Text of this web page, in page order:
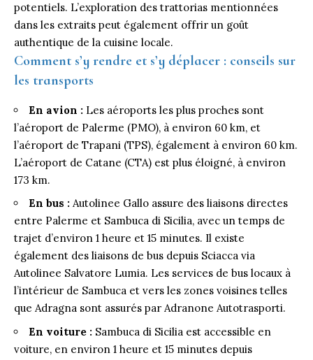
potentiels. L’exploration des trattorias mentionnées
dans les extraits peut également offrir un goût
authentique de la cuisine locale.
Comment s’y rendre et s’y déplacer : conseils sur
les transports
En avion : Les aéroports les plus proches sont
l’aéroport de Palerme (PMO), à environ 60 km, et
l’aéroport de Trapani (TPS), également à environ 60 km.
L’aéroport de Catane (CTA) est plus éloigné, à environ
173 km.
En bus : Autolinee Gallo assure des liaisons directes
entre Palerme et Sambuca di Sicilia, avec un temps de
trajet d’environ 1 heure et 15 minutes. Il existe
également des liaisons de bus depuis Sciacca via
Autolinee Salvatore Lumia. Les services de bus locaux à
l’intérieur de Sambuca et vers les zones voisines telles
que Adragna sont assurés par Adranone Autotrasporti.
En voiture : Sambuca di Sicilia est accessible en
voiture, en environ 1 heure et 15 minutes depuis